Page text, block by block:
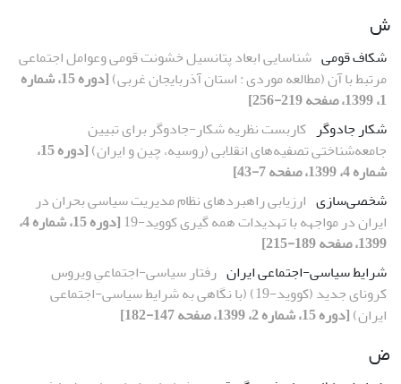
ش
شکاف قومی شناسایی ابعاد پتانسیل خشونت قومی وعوامل اجتماعی
مرتبط با آن (مطالعه موردی : استان آذربایجان غربی)
[دوره 15، شماره
1، 1399، صفحه 219-256]
شکار جادوگر کاربست نظریه شکار-جادوگر برای تبیین
جامعه‌شناختی تصفیه‌های انقلابی (روسیه، چین و ایران)
[دوره 15،
شماره 4، 1399، صفحه 7-43]
شخصی‌سازی ارزیابی راهبردهای نظام مدیریت سیاسی بحران در
ایران در مواجهه با تهدیدات همه گیری کووید-19
[دوره 15، شماره 4،
1399، صفحه 189-215]
شرایط سیاسی-اجتماعی ایران رفتار سیاسی-اجتماعیِ ویروس
کرونای جدید (کووید-19) (با نگاهی به شرایط سیاسی-اجتماعی
ایران)[دوره 15، شماره 2، 1399، صفحه 147-182]
ض